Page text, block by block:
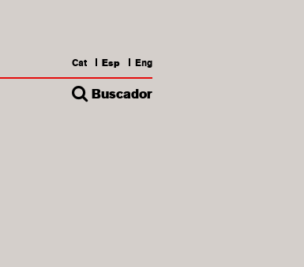
Cat Esp Eng
Buscador